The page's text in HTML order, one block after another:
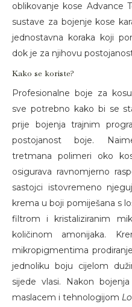
oblikovanje kose Advance
sustave za bojenje kose
jednostavna koraka koji
dok je za njihovu
Kako se koriste?
Profesionalne boje za
sve potrebno kako bi se
prije bojenja trajnim
postojanost boje.
tretmana polimeri oko
osigurava ravnomjerno
sastojci istovremeno
krema u boji pomiješana s
filtrom i kristaliziranim
količinom amonijaka.
mikropigmentima
jednoliku boju cijelom
sijede vlasi. Nakon
maslacem i tehnologijom